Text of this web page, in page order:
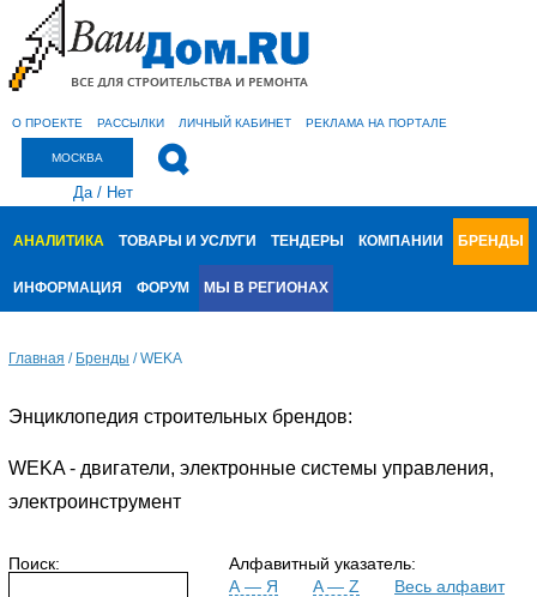
О ПРОЕКТЕ РАССЫЛКИ ЛИЧНЫЙ КАБИНЕТ РЕКЛАМА НА ПОРТАЛЕ
МОСКВА
Да/ Нет
АНАЛИТИКА ТОВАРЫ И УСЛУГИ ТЕНДЕРЫ КОМПАНИИ БРЕНДЫ
ИНФОРМАЦИЯ ФОРУМ МЫ В РЕГИОНАХ
Главная / Бренды /WEKA
Энциклопедия строительных брендов:
WEKA - двигатели, электронные системы управления,
электроинструмент
Алфавитный указатель:
А — Я
A — Z Весь алфавит
Поиск: